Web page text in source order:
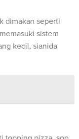
dimakan seperti
sistem
kecil, sianida